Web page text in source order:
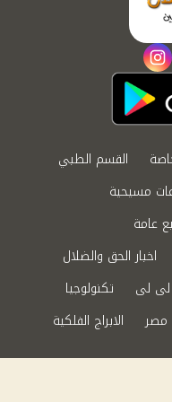
instagram
القسم الطبي
مسيحية
عامة
اخبار الحق والضلال
لى لى
تكنولوجيا
مصر
الابراج الفلكية